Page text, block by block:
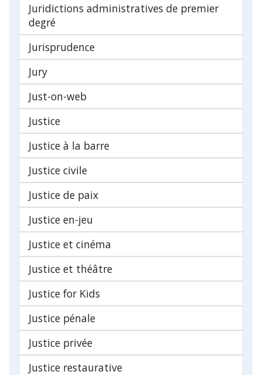
Juridictions administratives de premier
degré
Jurisprudence
Jury
Just-on-web
Justice
Justice à la barre
Justice civile
Justice de paix
Justice en-jeu
Justice et cinéma
Justice et théâtre
Justice for Kids
Justice pénale
Justice privée
Justice restaurative